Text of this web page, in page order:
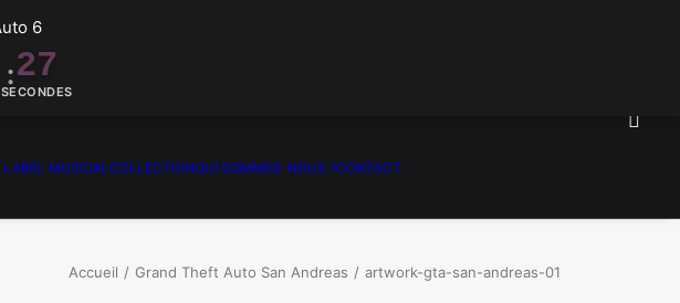
27
SECONDES
LABEL MUSCIALCOLLECTIONQUI SOMMES-NOUS ?CONTACT
Accueil Grand Theft Auto San Andreas artwork-gta-san-andreas-01